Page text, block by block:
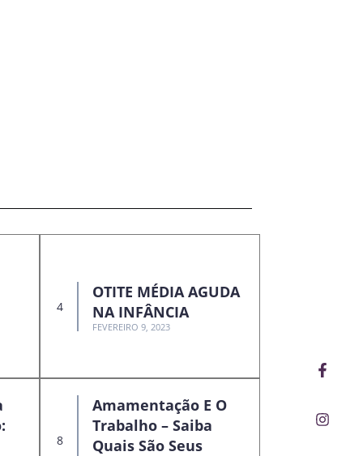
f
OTITE MÉDIA AGUDA
NA INFÂNCIA
FEVEREIRO 9, 2023
Amamentação E O
Trabalho – Saiba
Quais São Seus